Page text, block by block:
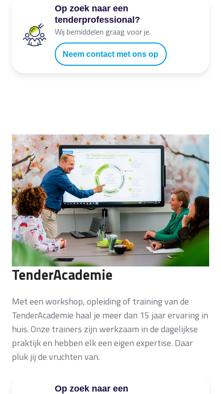
Op zoek naar een
tenderprofessional?
Wij bemiddelen graag voor je.
Neem contact met ons op
TenderAcademie
Met een workshop, opleiding of training van de
TenderAcademie haal je meer dan 15 jaar ervaring in
huis. Onze trainers zijn werkzaam in de dagelijkse
praktijk en hebben elk een eigen expertise. Daar
pluk jij de vruchten van.
Op zoek naar een